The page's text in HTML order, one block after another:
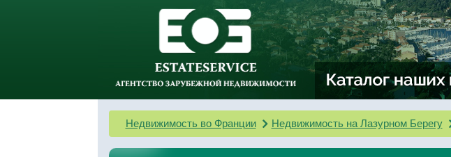
Недвижимость во Франции Недвижимость на Лазурном Берегу